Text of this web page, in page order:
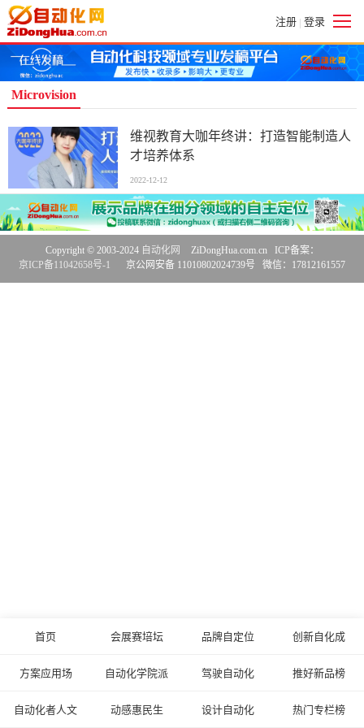
注册 | 登录
Microvision
维视教育大咖年终讲：打造智能制造人
才培养体系
2022-12-12
首页 会展赛培坛 品牌自定位 创新自化成
方案应用场 自动化学院派 驾驶自动化 推好新品榜
自动化者人文 动感惠民生 设计自动化 热门专栏榜
Copyright © 2003-2024 自动化网
ZiDongHua.com.cn ICP备案：
京ICP备11042658号-1
京公网安备 11010802024739号 微信：17812161557